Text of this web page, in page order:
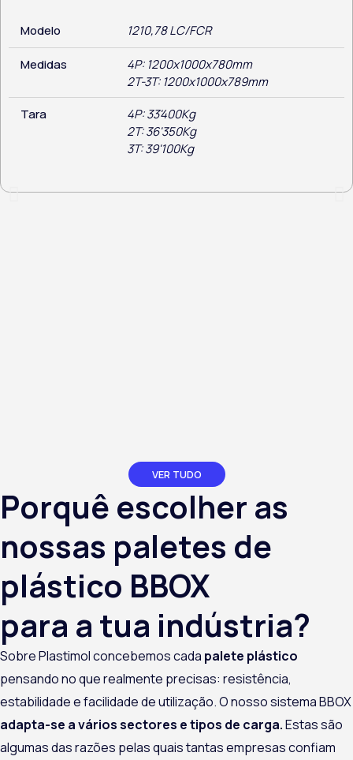
Modelo 1210,78 LC/FCR
Medidas
4P: 1200x1000x780mm
2T-3T: 1200x1000x789mm
Tara
4P: 33'400Kg
2T: 36'350Kg
3T: 39'100Kg
VER TUDO
Porquê escolher as
nossas paletes de
plástico BBOX
para a tua indústria?
SobrePlastimolconcebemos cada palete plástico
pensando no que realmente precisas: resistência,
estabilidade e facilidade de utilização. O nosso sistema BBOX
adapta-se a vários sectores e tipos de carga.Estas são
algumas das razões pelas quais tantas empresas confiam